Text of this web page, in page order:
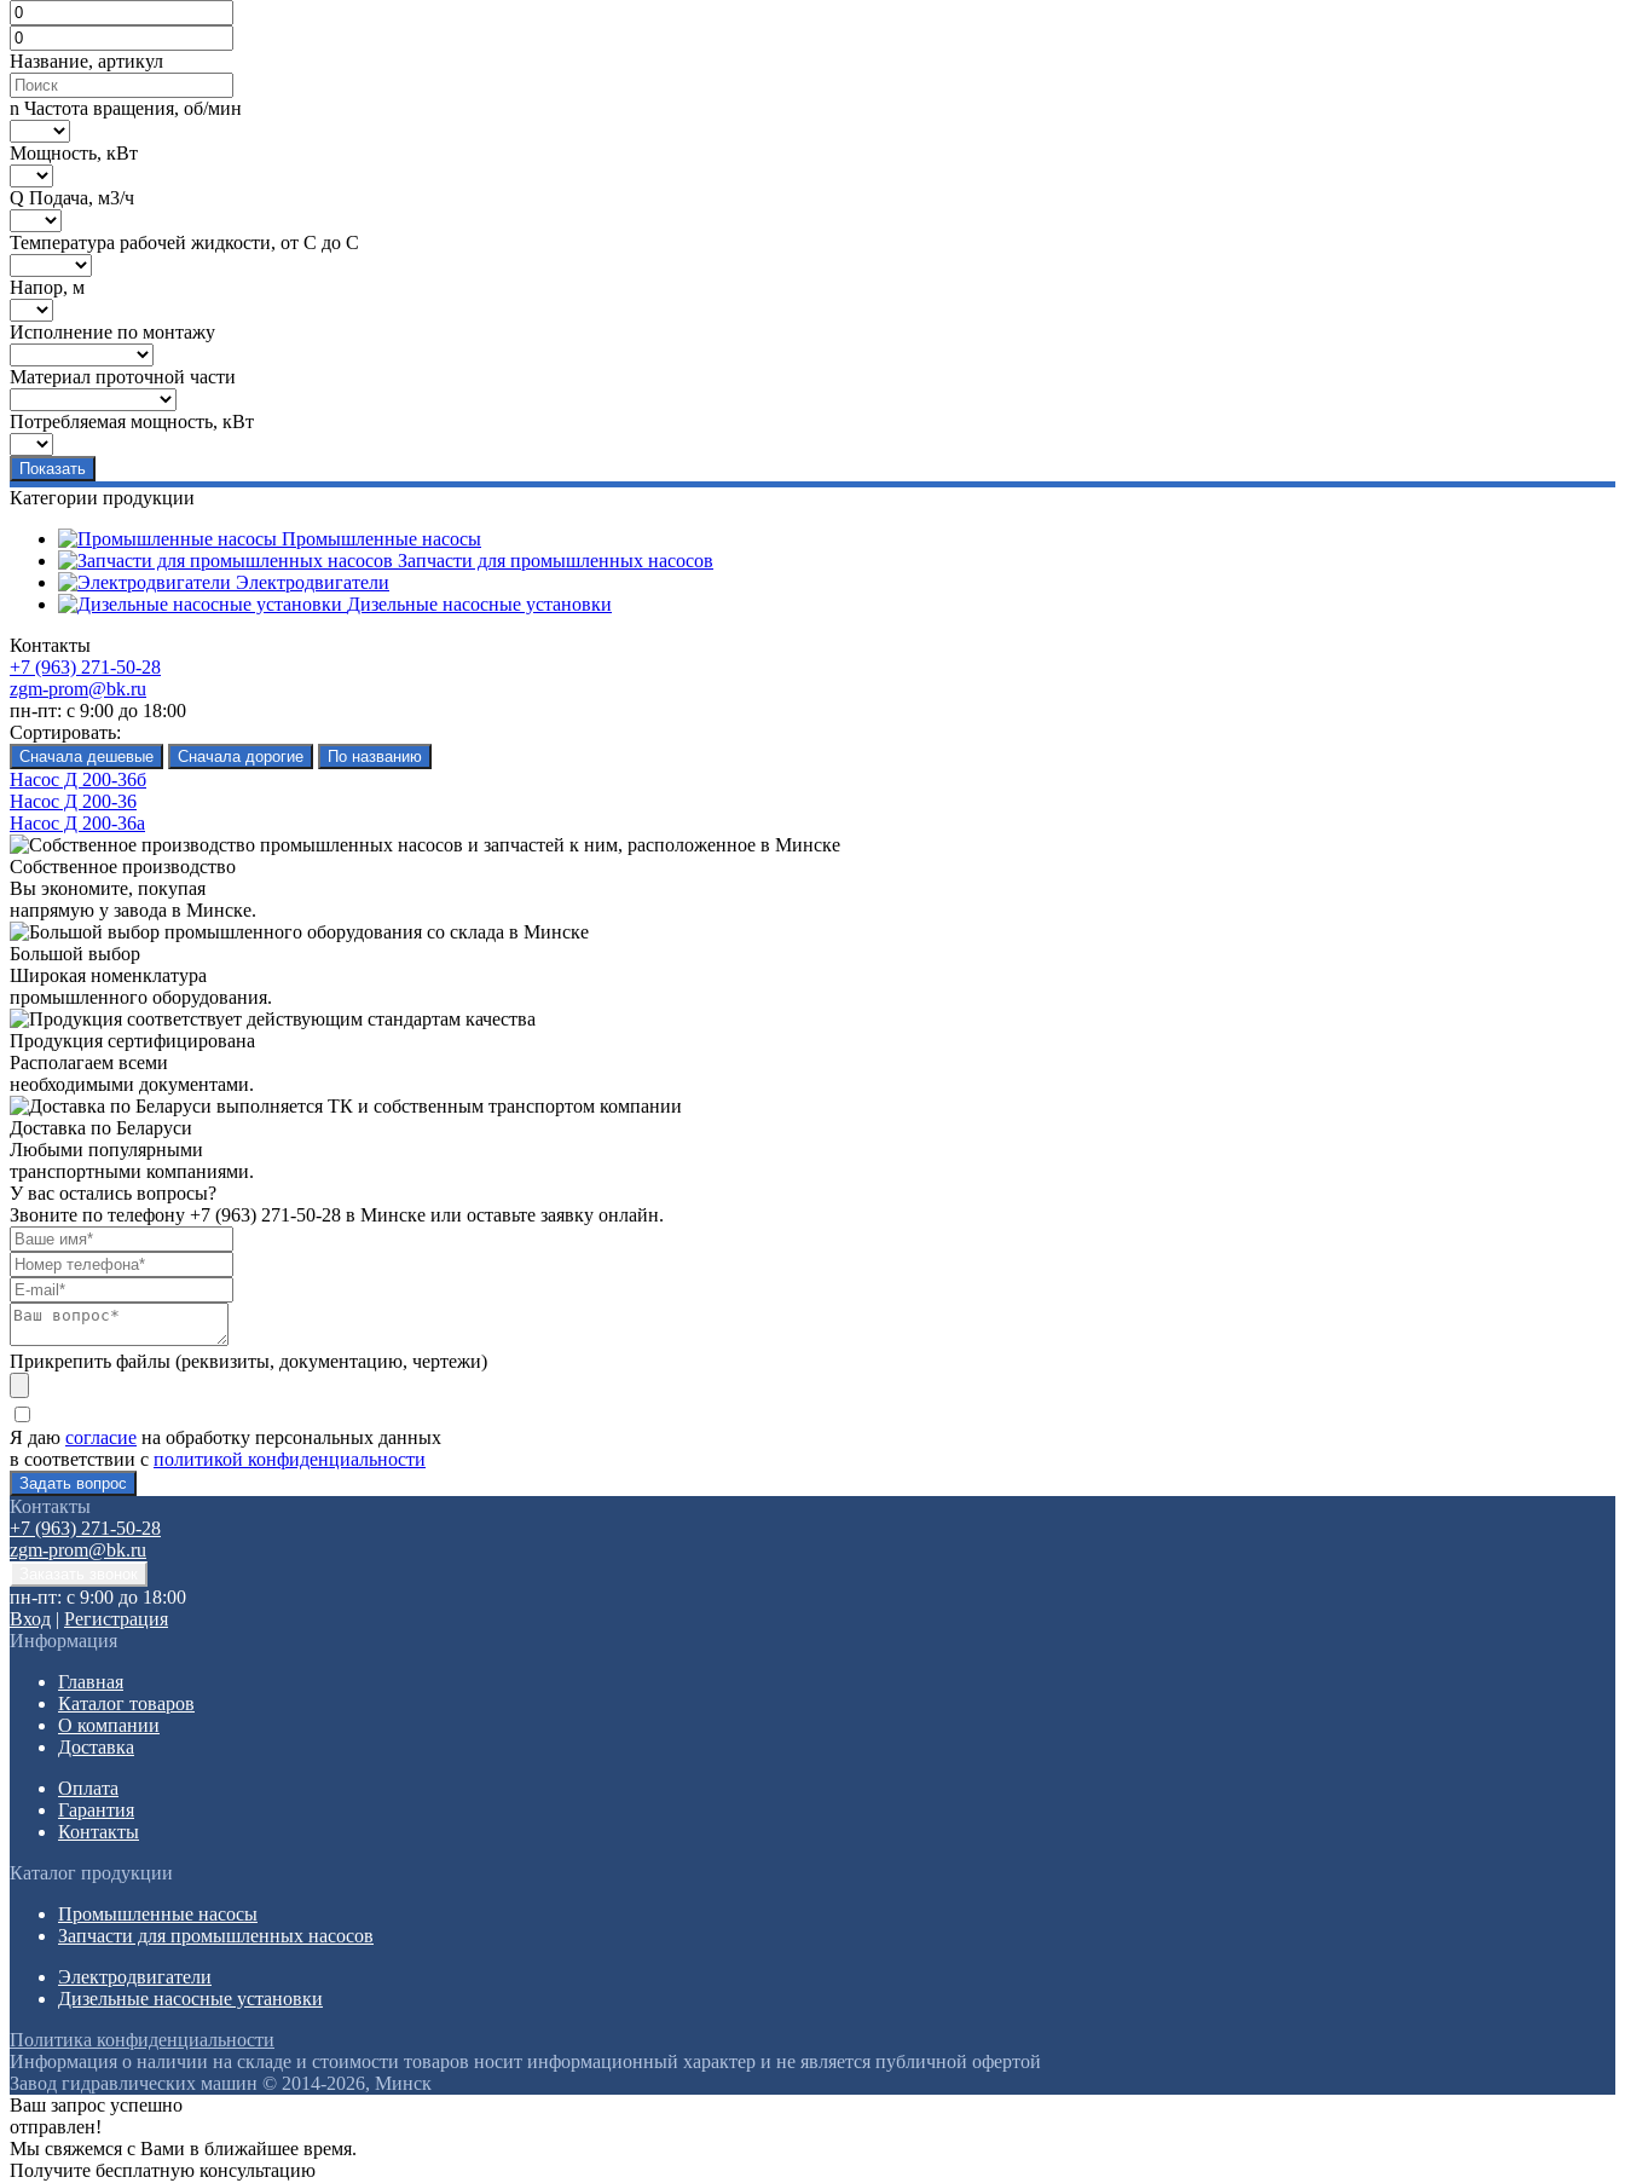
Название, артикул
n Частота вращения, об/мин
Мощность, кВт
Q Подача, м3/ч
Температура рабочей жидкости, от С до С
Напор, м
Исполнение по монтажу
Материал проточной части
Потребляемая мощность, кВт
Категории продукции
Промышленные насосы
Запчасти для промышленных насосов
Электродвигатели
Дизельные насосные установки
Контакты
+7 (963) 271-50-28
zgm-prom@bk.ru
пн-пт: с 9:00 до 18:00
Сортировать:
Насос Д 200-36б
Насос Д 200-36
Насос Д 200-36а
Собственное производство
Вы экономите, покупая
напрямую у завода в Минске.
Большой выбор
Широкая номенклатура
промышленного оборудования.
Продукция сертифицирована
Располагаем всеми
необходимыми документами.
Доставка по Беларуси
Любыми популярными
транспортными компаниями.
У вас остались вопросы?
Звоните по телефону +7 (963) 271-50-28 в Минске или оставьте заявку онлайн.
Прикрепить файлы (реквизиты, документацию, чертежи)
Я даю согласие на обработку персональных данных
в соответствии с политикой конфиденциальности
Контакты
+7 (963) 271-50-28
zgm-prom@bk.ru
пн-пт: с 9:00 до 18:00
Вход | Регистрация
Информация
Главная
Каталог товаров
О компании
Доставка
Оплата
Гарантия
Контакты
Каталог продукции
Промышленные насосы
Запчасти для промышленных насосов
Электродвигатели
Дизельные насосные установки
Политика конфиденциальности
Информация о наличии на складе и стоимости товаров носит информационный характер и не является публичной офертой
Завод гидравлических машин © 2014-2026, Минск
Ваш запрос успешно
отправлен!
Мы свяжемся с Вами в ближайшее время.
Получите бесплатную консультацию